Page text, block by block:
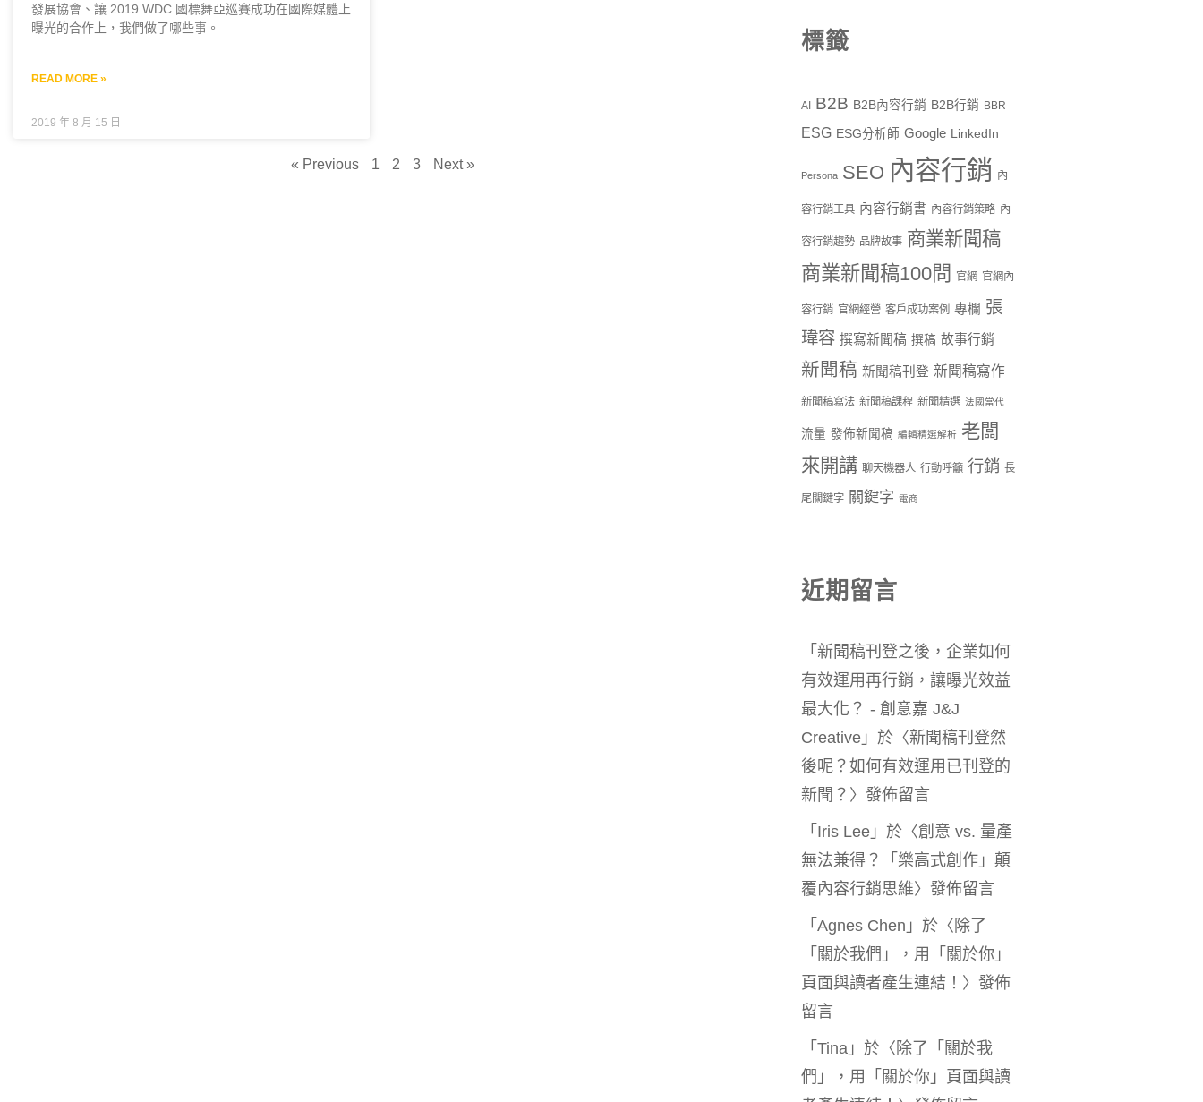
發展協會、讓 2019 WDC 國標舞亞巡賽成功在國際媒體上
曝光的合作上，我們做了哪些事。
READ MORE »
2019 年 8 月 15 日
« Previous 1 2 3 Next »
標籤
AI B2B B2B內容行銷 B2B行銷 BBR
ESG ESG分析師 Google LinkedIn
Persona SEO 內容行銷 內
容行銷工具 內容行銷書 內容行銷策略 內
容行銷趨勢 品牌故事 商業新聞稿
商業新聞稿100問 官網 官網內
容行銷 官網經營 客戶成功案例 專欄 張
瑋容 撰寫新聞稿 撰稿 故事行銷
新聞稿 新聞稿刊登 新聞稿寫作
新聞稿寫法 新聞稿課程 新聞精選 法國當代
流量 發佈新聞稿 編輯精選解析 老闆
來開講 聊天機器人 行動呼籲 行銷 長
尾關鍵字 關鍵字 電商
近期留言
「 新聞稿刊登之後，企業如何
有效運用再行銷，讓曝光效益
最大化？ - 創意嘉 J&J
Creative 」於〈新聞稿刊登然
後呢？如何有效運用已刊登的
新聞？ 〉發佈留言
「 Iris Lee 」於〈創意 vs. 量產
無法兼得？「樂高式創作」顛
覆內容行銷思維〉發佈留言
「 Agnes Chen 」於〈 除了
「關於我們」，用「關於你」
頁面與讀者產生連結！ 〉發佈
留言
「 Tina 」於〈 除了「關於我
們」，用「關於你」頁面與讀